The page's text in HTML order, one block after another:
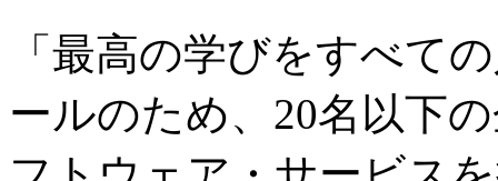
「最高の学びをすべて
ールのため、20名以下